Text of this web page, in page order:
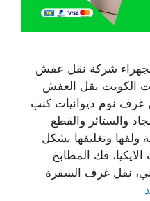
شركة نقل عفش
الكويت نقل العفش
غرف نوم ديوانيات كنب
والستائر والقطع
ولفها وتغليفها بشكل
فك المطابخ
نقل غرف السفرة